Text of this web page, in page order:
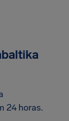
24 horas.